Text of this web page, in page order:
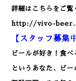
詳細はこちらをご覧
http://vivo-
【スタッフ募集
ビールが好き！食
というあなた、ビ